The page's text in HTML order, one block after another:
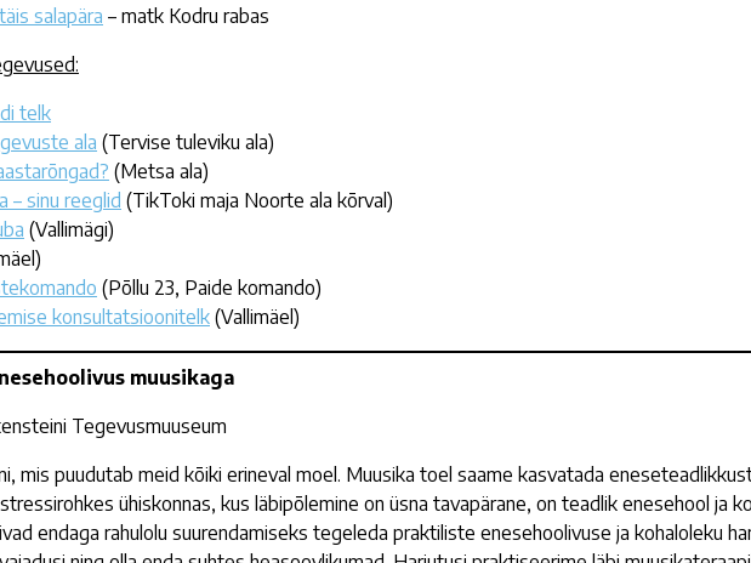
salapära – matk Kodru rabas
telk
ala (Tervise tuleviku ala)
(Metsa ala)
– sinu reeglid (TikToki maja Noorte ala kõrval)
(Vallimägi)
(Põllu 23, Paide komando)
konsultatsioonitelk (Vallimäel)
muusikaga
Tegevusmuuseum
mis puudutab meid kõiki erineval moel. Muusika toel saame kasvatada
ühiskonnas, kus läbipõlemine on üsna tavapärane, on teadlik enesehool ja
endaga rahulolu suurendamiseks tegeleda praktiliste enesehoolivuse ja kohaloleku